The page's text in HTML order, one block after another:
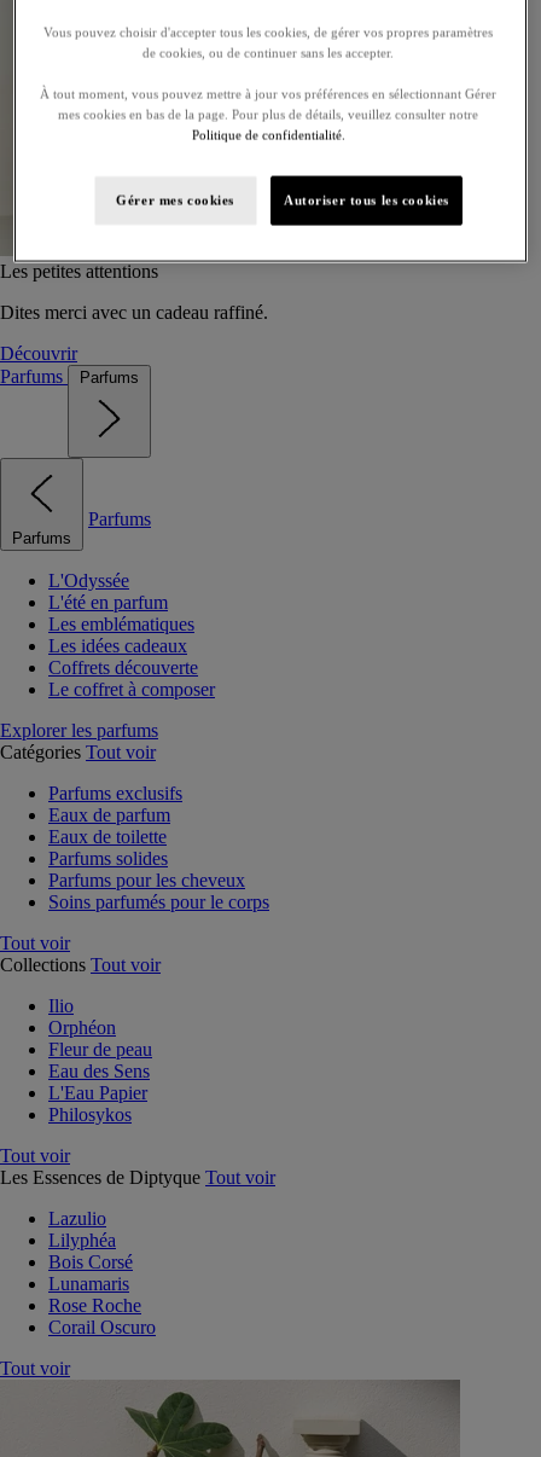
Les petites attentions
Dites merci avec un cadeau raffiné.
Découvrir
Parfums
Parfums
Parfums
Parfums
L'Odyssée
L'été en parfum
Les emblématiques
Les idées cadeaux
Coffrets découverte
Le coffret à composer
Explorer les parfums
Catégories Tout voir
Parfums exclusifs
Eaux de parfum
Eaux de toilette
Parfums solides
Parfums pour les cheveux
Soins parfumés pour le corps
Tout voir
Collections Tout voir
Ilio
Orphéon
Fleur de peau
Eau des Sens
L'Eau Papier
Philosykos
Tout voir
Les Essences de Diptyque Tout voir
Lazulio
Lilyphéa
Bois Corsé
Lunamaris
Rose Roche
Corail Oscuro
Tout voir
Vous pouvez choisir d'accepter tous les cookies, de gérer vos propres paramètres
de cookies, ou de continuer sans les accepter.
À tout moment, vous pouvez mettre à jour vos préférences en sélectionnant Gérer
mes cookies en bas de la page. Pour plus de détails, veuillez consulter notre
Politique de confidentialité.
Gérer mes cookies Autoriser tous les cookies